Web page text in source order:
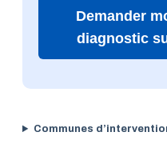
Demander
diagnostic
Communes